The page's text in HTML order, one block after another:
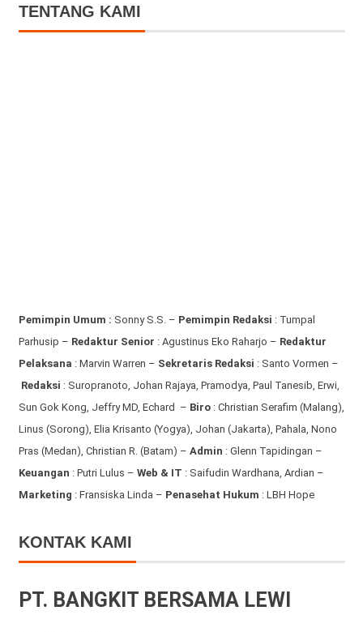
TENTANG KAMI
Pemimpin Umum : Sonny S.S. – Pemimpin Redaksi : Tumpal
Parhusip – Redaktur Senior : Agustinus Eko Raharjo – Redaktur
Pelaksana : Marvin Warren – Sekretaris Redaksi : Santo Vormen –
Redaksi : Suropranoto, Johan Rajaya, Pramodya, Paul Tanesib, Erwi,
Sun Gok Kong, Jeffry MD, Echard – Biro: Christian Serafim (Malang),
Linus (Sorong), Elia Krisanto (Yogya), Johan (Jakarta), Pahala, Nono
Pras (Medan), Christian R. (Batam) – Admin : Glenn Tapidingan –
Keuangan : Putri Lulus – Web & IT : Saifudin Wardhana, Ardian –
Marketing : Fransiska Linda – Penasehat Hukum : LBH Hope
KONTAK KAMI
PT. BANGKIT BERSAMA LEWI